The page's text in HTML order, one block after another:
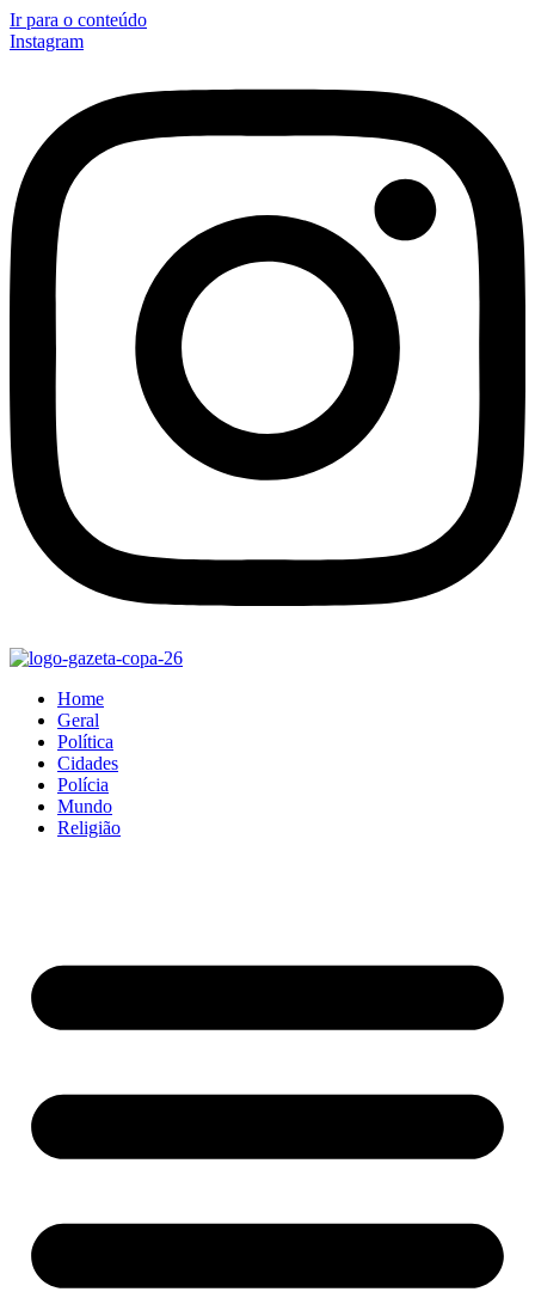
Ir para o conteúdo
Instagram
Home
Geral
Política
Cidades
Polícia
Mundo
Religião